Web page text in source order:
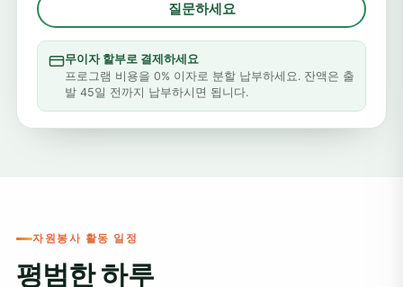
질문하세요
무이자 할부로 결제하세요
프로그램 비용을 0% 이자로 분할 납부하세요. 잔액은 출
발 45일 전까지 납부하시면 됩니다.
자원봉사 활동 일정
평범한 하루